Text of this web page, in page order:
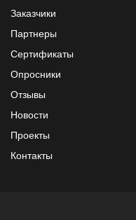
Заказчики
Партнеры
Сертификаты
Опросники
Отзывы
Новости
Проекты
Контакты